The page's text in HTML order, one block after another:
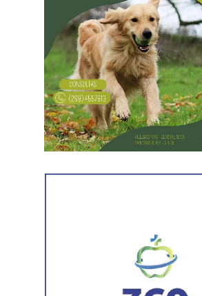
supresión de su apellido paterno.
del trámite se incorporó la
ordenó la publicación de edictos y se
distintas medidas previas. En esa
todavía no había sido notificada al
Al comunicar su decisión de desistir,
proceso terapéutico le permitió
desde otra perspectiva. Expresó que
perdido y brindarse mutuamente una
la magistrada
desistimiento es una forma de poner
anticipadamente a un proceso
las partes decide no continuar con